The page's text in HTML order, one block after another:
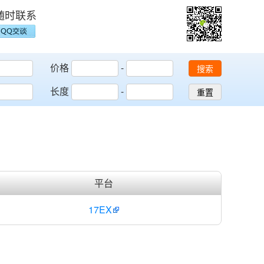
时联系
价格
-
长度
-
搜索
重置
平台
17EX